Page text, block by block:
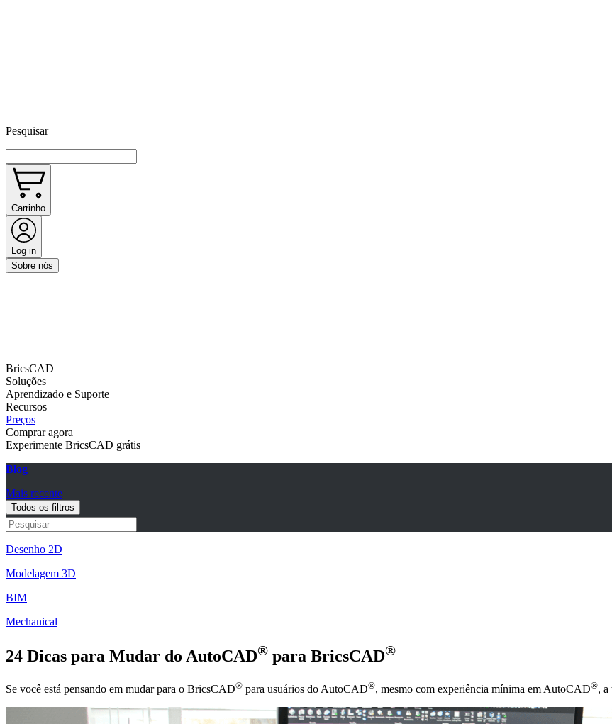
Pesquisar
Carrinho
Log in
Sobre nós
BricsCAD
Soluções
Aprendizado e Suporte
Recursos
Preços
Comprar agora
Experimente BricsCAD grátis
Blog
Mais recente
Todos os filtros
Desenho 2D
Modelagem 3D
BIM
Mechanical
24 Dicas para Mudar do AutoCAD® para BricsCAD®
Se você está pensando em mudar para o BricsCAD® para usuários do AutoCAD®, mesmo com experiência mínima em AutoCAD®, a